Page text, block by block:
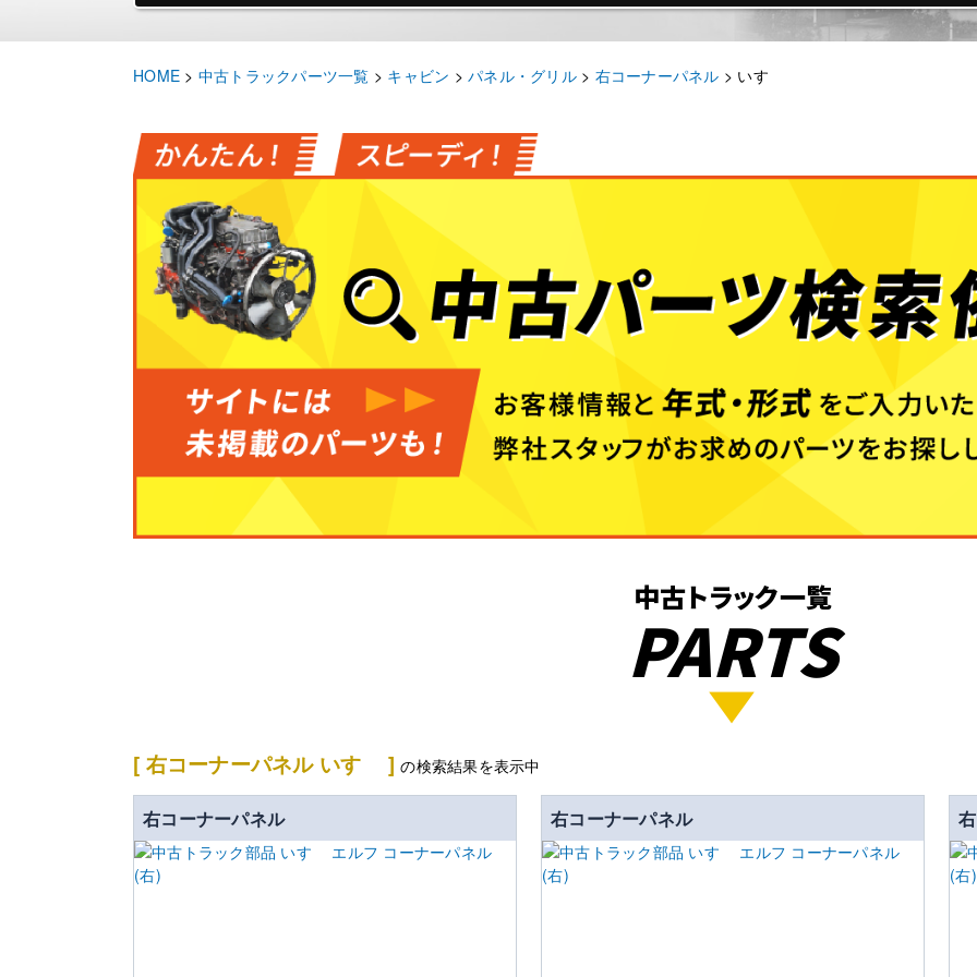
HOME > 中古トラックパーツ一覧 > キャビン > パネル・グリル> 右コーナーパネル > いすゞ
中古トラック一覧
PARTS
[ 右コーナーパネル いすゞ ]の検索結果を表示中
右コーナーパネル 右コーナーパネル